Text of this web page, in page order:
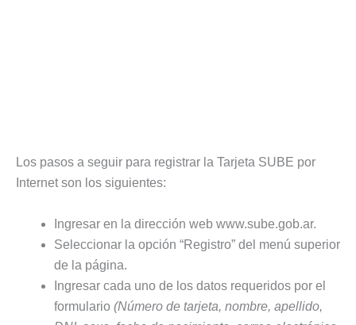
Los pasos a seguir para registrar la Tarjeta SUBE por
Internet son los siguientes:
Ingresar en la dirección web www.sube.gob.ar.
Seleccionar la opción “Registro” del menú superior
de la página.
Ingresar cada uno de los datos requeridos por el
formulario (Número de tarjeta, nombre, apellido,